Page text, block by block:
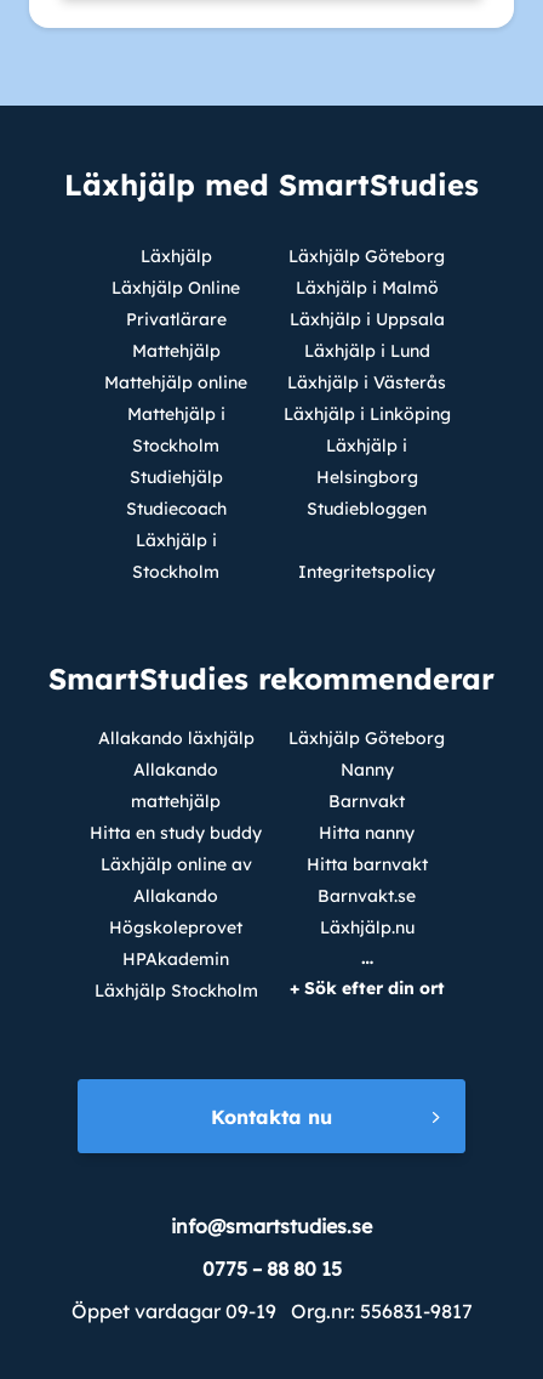
Läxhjälp med SmartStudies
Läxhjälp
Läxhjälp Online
Privatlärare
Mattehjälp
Mattehjälp online
Mattehjälp i
Stockholm
Studiehjälp
Studiecoach
Läxhjälp i
Stockholm
Läxhjälp Göteborg
Läxhjälp i Malmö
Läxhjälp i Uppsala
Läxhjälp i Lund
Läxhjälp i Västerås
Läxhjälp i Linköping
Läxhjälp i
Helsingborg
Studiebloggen
Integritetspolicy
SmartStudies rekommenderar
Allakando läxhjälp
Allakando
mattehjälp
Hitta en study buddy
Läxhjälp online av
Allakando
Högskoleprovet
HPAkademin
Läxhjälp Stockholm
Läxhjälp Göteborg
Nanny
Barnvakt
Hitta nanny
Hitta barnvakt
Barnvakt.se
Läxhjälp.nu
…
+ Sök efter din ort
info@smartstudies.se
0775 – 88 80 15
Öppet vardagar 09-19 Org.nr: 556831-9817
Kontakta nu